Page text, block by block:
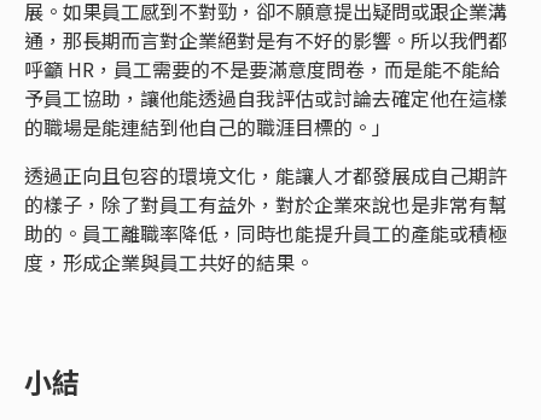
展。如果員工感到不對勁，卻不願意提出疑問或跟企業溝
通，那長期而言對企業絕對是有不好的影響。所以我們都
呼籲 HR，員工需要的不是要滿意度問卷，而是能不能給
予員工協助，讓他能透過自我評估或討論去確定他在這樣
的職場是能連結到他自己的職涯目標的。」
透過正向且包容的環境文化，能讓人才都發展成自己期許
的樣子，除了對員工有益外，對於企業來說也是非常有幫
助的。員工離職率降低，同時也能提升員工的產能或積極
度，形成企業與員工共好的結果。
小結